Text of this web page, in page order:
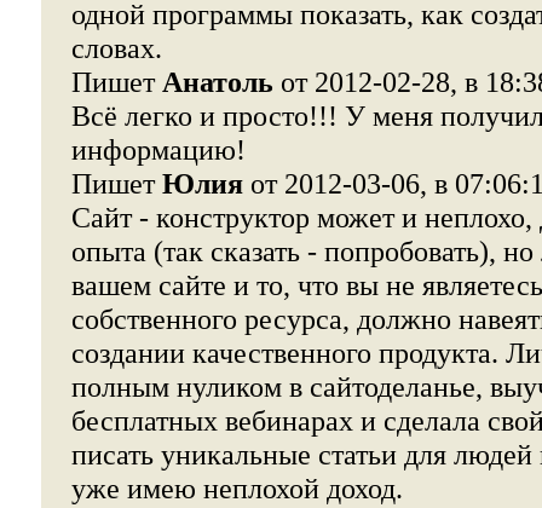
одной программы показать, как
словах.
Пишет Анатоль от 2012-02-28, в
Всё легко и просто!!! У меня
информацию!
ПишетЮлия от 2012-03-06, в
Сайт - конструктор может и неплохо,
опыта (так сказать - попробовать),
вашем сайте и то, что вы не
собственного ресурса, должно
создании качественного продукта.
полным нуликом в сайтоделанье,
бесплатных вебинарах и сделала
писать уникальные статьи для
уже имею неплохой доход.